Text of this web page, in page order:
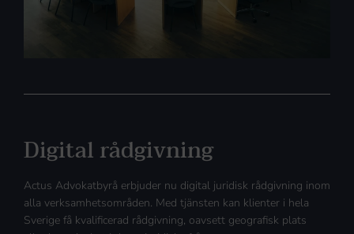
Digital rådgivning
Actus Advokatbyrå erbjuder nu digital juridisk rådgivning inom
alla verksamhetsområden. Med tjänsten kan klienter i hela
Sverige få kvalificerad rådgivning, oavsett geografisk plats